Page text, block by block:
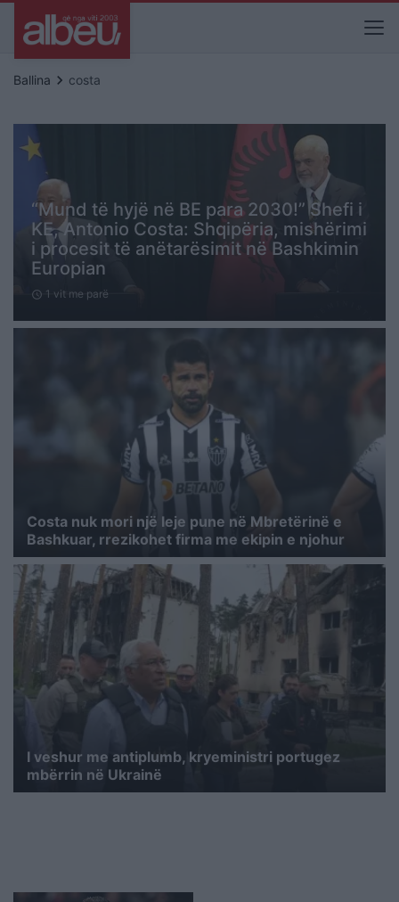
Ballina keyboard_arrow_right costa
“Mund të hyjë në BE para 2030!” Shefi i
KE, Antonio Costa: Shqipëria, mishërimi
i procesit të anëtarësimit në Bashkimin
Europian
schedule 1 vit me parë
Costa nuk mori një leje pune në Mbretërinë e
Bashkuar, rrezikohet firma me ekipin e njohur
I veshur me antiplumb, kryeministri portugez
mbërrin në Ukrainë